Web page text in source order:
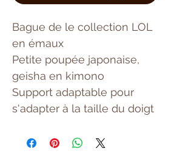
Bague de le collection LOL
en émaux
Petite poupée japonaise,
geisha en kimono
Support adaptable pour
s'adapter à la taille du doigt